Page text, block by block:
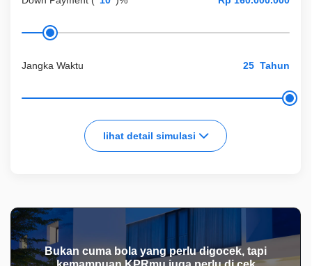
Jangka Waktu Tahun
lihat detail simulasi
Bukan cuma bola yang perlu digocek, tapi